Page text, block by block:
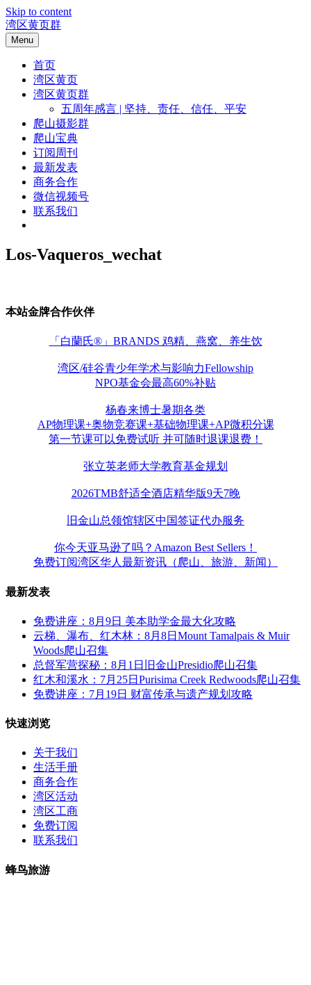
Skip to content
湾区黄页群
Menu
首页
湾区黄页
湾区黄页群
五周年感言 | 坚持、责任、信任、平安
爬山摄影群
爬山宝典
订阅周刊
最新发表
商务合作
微信视频号
联系我们
Los-Vaqueros_wechat
本站金牌合作伙伴
「白蘭氏®」BRANDS 鸡精、燕窝、养生饮
湾区/硅谷青少年学术与影响力Fellowship
NPO基金会最高60%补贴
杨春来博士暑期各类
AP物理课+奥物竞赛课+基础物理课+AP微积分课
第一节课可以免费试听 并可随时退课退费！
张立英老师大学教育基金规划
2026TMB舒适全酒店精华版9天7晚
旧金山总领馆辖区中国签证代办服务
你今天亚马逊了吗？Amazon Best Sellers！
免费订阅湾区华人最新资讯（爬山、旅游、新闻）
最新发表
免费讲座：8月9日 美本助学金最大化攻略
云梯、瀑布、红木林：8月8日Mount Tamalpais & Muir
Woods爬山召集
总督军营探秘：8月1日旧金山Presidio爬山召集
红木和溪水：7月25日Purisima Creek Redwoods爬山召集
免费讲座：7月19日 财富传承与遗产规划攻略
快速浏览
关于我们
生活手册
商务合作
湾区活动
湾区工商
免费订阅
联系我们
蜂鸟旅游